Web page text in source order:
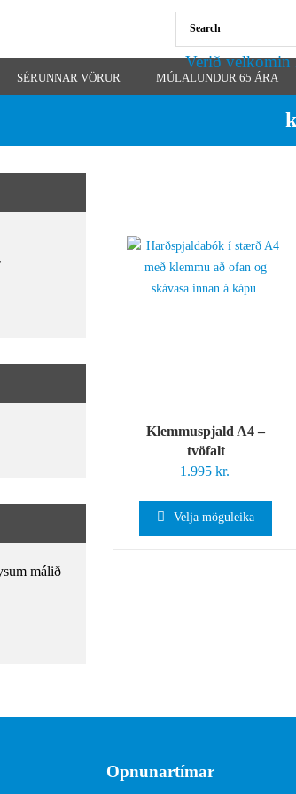
Verið
SÉRUNNAR VÖRUR MÚLALUNDUR 65 ÁRA
Klemmuspjald A4 –
tvöfalt
1.995 kr.
Velja möguleika
málið
Opnunartímar